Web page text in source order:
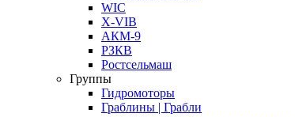
WIC
X-VIB
АКМ-9
РЗКВ
Ростсельмаш
Группы
Гидромоторы
Граблины | Грабли